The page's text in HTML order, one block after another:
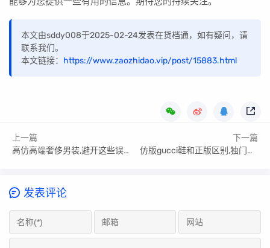
本文由sddy008于2025-02-24发表在货档通，如有疑问，请
联系我们。
本文链接： https://www.zaozhidao.vip/post/15883.html
上一篇
高仿高端奢侈男装,避开这些误区
下一篇
仿版gucci鞋和正版区别,独门技巧建议收藏!
发表评论